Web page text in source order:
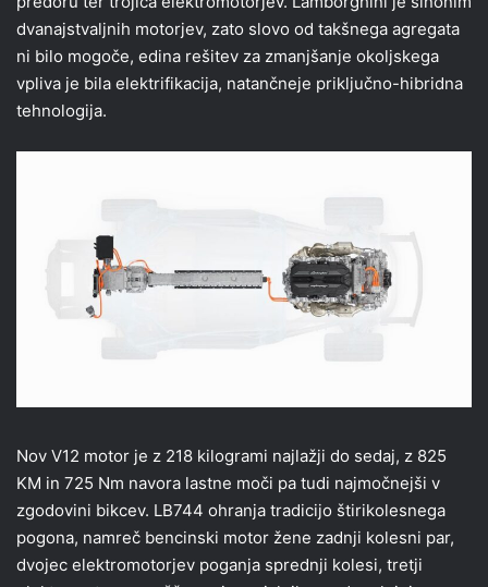
dvanajstvaljnih motorjev, zato slovo od takšnega agregata
ni bilo mogoče, edina rešitev za zmanjšanje okoljskega
vpliva je bila elektrifikacija, natančneje priključno-hibridna
tehnologija.
Nov V12 motor je z 218 kilogrami najlažji do sedaj, z 825
KM in 725 Nm navora lastne moči pa tudi najmočnejši v
zgodovini bikcev. LB744 ohranja tradicijo štirikolesnega
pogona, namreč bencinski motor žene zadnji kolesni par,
dvojec elektromotorjev poganja sprednji kolesi, tretji